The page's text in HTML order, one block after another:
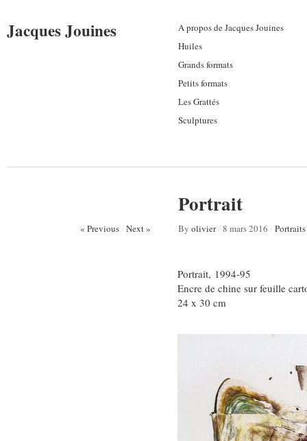
Jacques Jouines
A propos de Jacques Jouines
Huiles
Grands formats
Petits formats
Les Grattés
Sculptures
Portrait
« Previous/ Next » By olivier/ 8 mars 2016 / Portraits
Portrait, 1994-95
Encre de chine sur feuille
24 x 30 cm